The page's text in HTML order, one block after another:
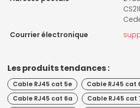
Courrier électronique
Les produits tendances :
Cable RJ45 cat 5e
Cable RJ45 cat
Cable RJ45 cat 6a
Cable RJ45 cat